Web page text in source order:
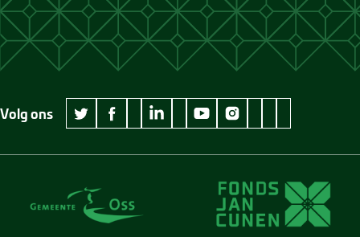
Volg ons
twitter Museum Jan Cunen
facebook Museum Jan Cunen
wikipedia Museum Jan Cunen
linkedin Museum Jan Cunen
googleplus Museum Jan Cunen
youtube Museum Jan Cunen
instagram Museum